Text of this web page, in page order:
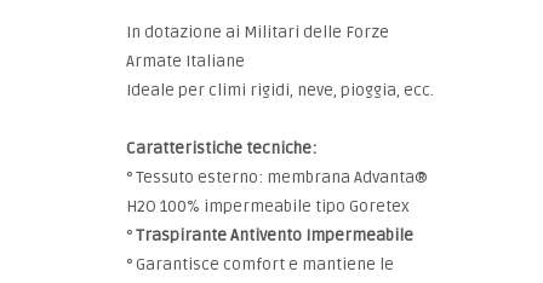
In dotazione ai Militari delle Forze
Armate Italiane
Ideale per climi rigidi, neve, pioggia, ecc.
Caratteristiche tecniche:
° Tessuto esterno: membrana Advanta®
H2O 100% impermeabile tipo Goretex
°Traspirante Antivento Impermeabile
° Garantisce comfort e mantiene le